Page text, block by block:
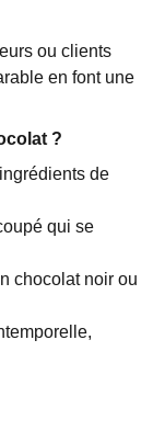
ou clients
en font une
?
de
qui se
chocolat noir ou